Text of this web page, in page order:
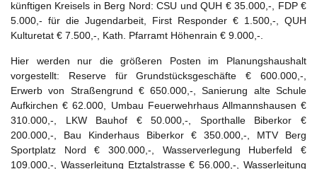
künftigen Kreisels in Berg Nord: CSU und QUH € 35.000,-, FDP €
5.000,- für die Jugendarbeit, First Responder € 1.500,-, QUH
Kulturetat € 7.500,-, Kath. Pfarramt Höhenrain € 9.000,-.
Hier werden nur die größeren Posten im Planungshaushalt
vorgestellt: Reserve für Grundstücksgeschäfte € 600.000,-,
Erwerb von Straßengrund € 650.000,-, Sanierung alte Schule
Aufkirchen € 62.000, Umbau Feuerwehrhaus Allmannshausen €
310.000,-, LKW Bauhof € 50.000,-, Sporthalle Biberkor €
200.000,-, Bau Kinderhaus Biberkor € 350.000,-, MTV Berg
Sportplatz Nord € 300.000,-, Wasserverlegung Huberfeld €
109.000,-, Wasserleitung Etztalstrasse € 56.000,-, Wasserleitung